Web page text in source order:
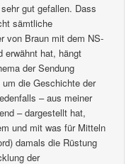
gut gefallen. Dass
sämtliche
von Braun mit dem NS-
erwähnt hat, hängt
der Sendung
die Geschichte der
– aus meiner
– dargestellt hat,
und mit was für Mitteln
damals die Rüstung
der